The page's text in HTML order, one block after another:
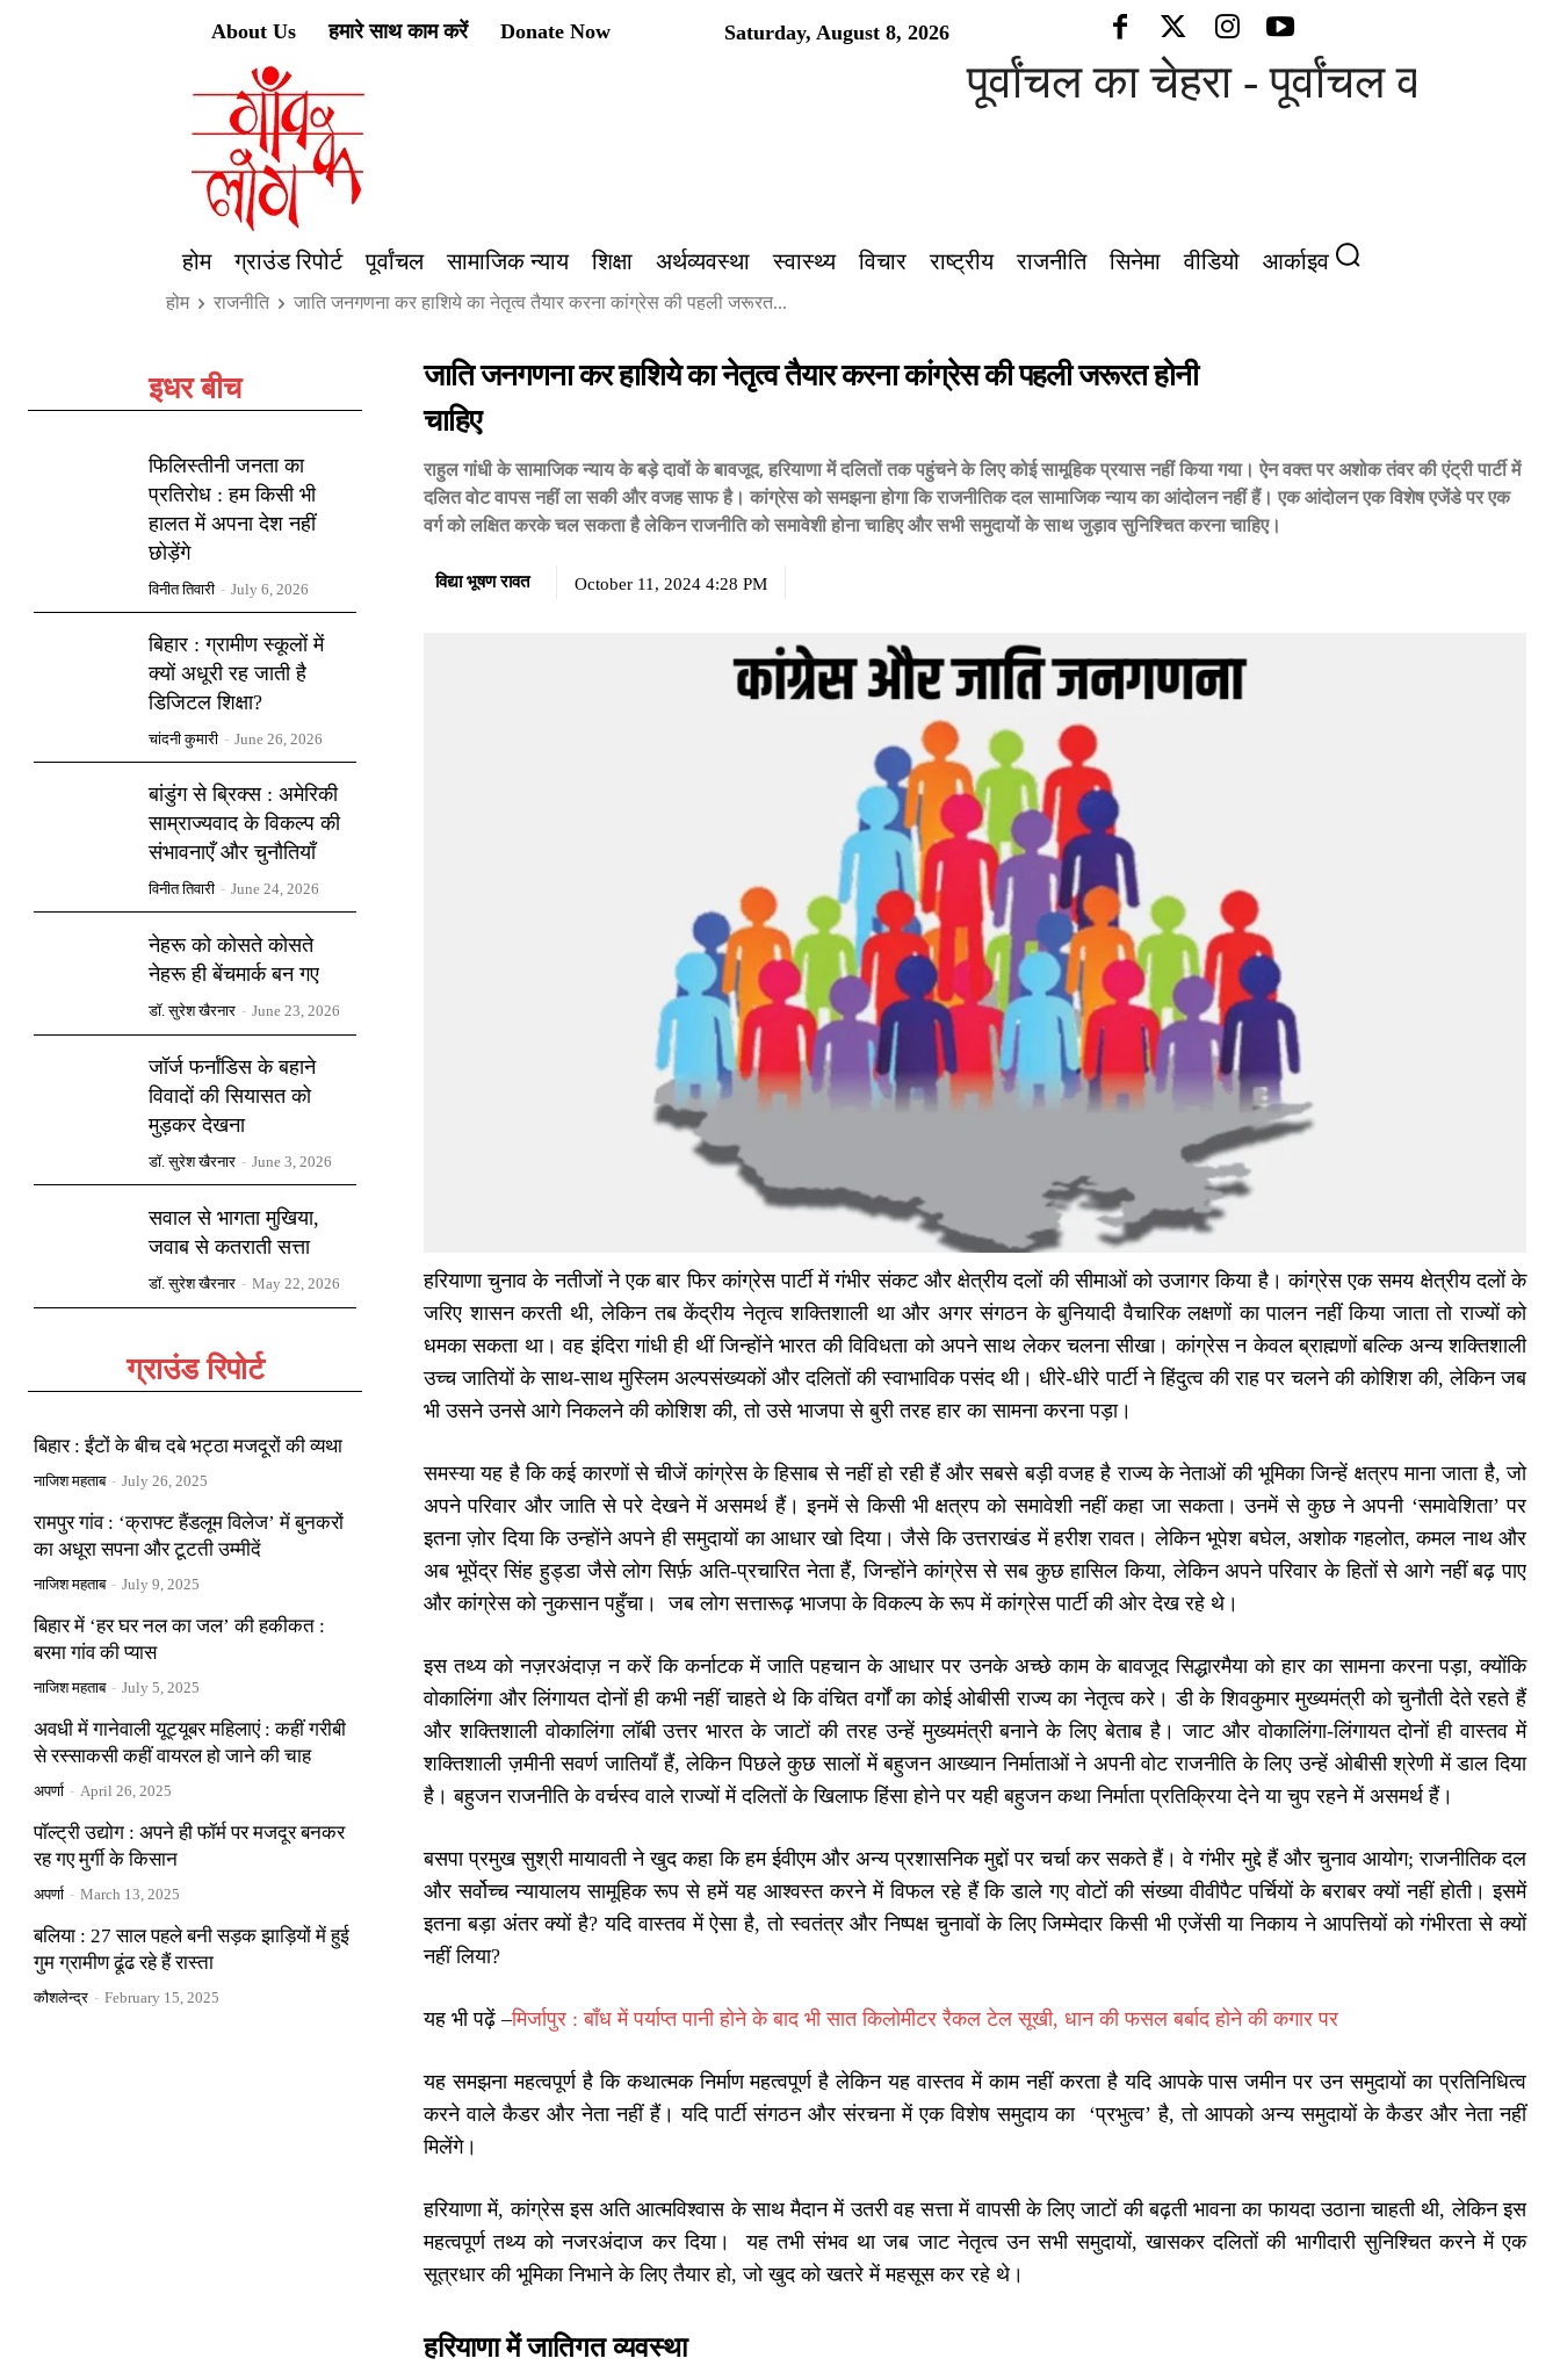
Saturday, August 8, 2026
About Us हमारे साथ काम करें Donate Now
पूर्वांचल का चेहरा - पूर्वांचल की आवाज़
होम ग्राउंड रिपोर्ट पूर्वांचल सामाजिक न्याय शिक्षा अर्थव्यवस्था स्वास्थ्य विचार राष्ट्रीय राजनीति सिनेमा वीडियो आर्काइव
होम राजनीति जाति जनगणना कर हाशिये का नेतृत्व तैयार करना कांग्रेस की पहली जरूरत...
इधर बीच
फिलिस्तीनी जनता का
प्रतिरोध : हम किसी भी
हालत में अपना देश नहीं
छोड़ेंगे
विनीत तिवारी - July 6, 2026
बिहार : ग्रामीण स्कूलों में
क्यों अधूरी रह जाती है
डिजिटल शिक्षा?
चांदनी कुमारी - June 26, 2026
बांडुंग से ब्रिक्स : अमेरिकी
साम्राज्यवाद के विकल्प की
संभावनाएँ और चुनौतियाँ
विनीत तिवारी - June 24, 2026
नेहरू को कोसते कोसते
नेहरू ही बेंचमार्क बन गए
डॉ. सुरेश खैरनार - June 23, 2026
जॉर्ज फर्नांडिस के बहाने
विवादों की सियासत को
मुड़कर देखना
डॉ. सुरेश खैरनार - June 3, 2026
सवाल से भागता मुखिया,
जवाब से कतराती सत्ता
डॉ. सुरेश खैरनार - May 22, 2026
ग्राउंड रिपोर्ट
बिहार : ईंटों के बीच दबे भट्ठा मजदूरों की व्यथा
नाजिश महताब - July 26, 2025
रामपुर गांव : ‘क्राफ्ट हैंडलूम विलेज’ में बुनकरों
का अधूरा सपना और टूटती उम्मीदें
नाजिश महताब - July 9, 2025
बिहार में ‘हर घर नल का जल’ की हकीकत :
बरमा गांव की प्यास
नाजिश महताब - July 5, 2025
अवधी में गानेवाली यूट्यूबर महिलाएं : कहीं गरीबी
से रस्साकसी कहीं वायरल हो जाने की चाह
अपर्णा - April 26, 2025
पॉल्ट्री उद्योग : अपने ही फॉर्म पर मजदूर बनकर
रह गए मुर्गी के किसान
अपर्णा - March 13, 2025
बलिया : 27 साल पहले बनी सड़क झाड़ियों में हुई
गुम ग्रामीण ढूंढ रहे हैं रास्ता
कौशलेन्द्र - February 15, 2025
जाति जनगणना कर हाशिये का नेतृत्व तैयार करना कांग्रेस की पहली जरूरत होनी
चाहिए
राहुल गांधी के सामाजिक न्याय के बड़े दावों के बावजूद, हरियाणा में दलितों तक पहुंचने के लिए कोई सामूहिक प्रयास नहीं किया गया। ऐन वक्त पर अशोक तंवर की एंट्री पार्टी में
दलित वोट वापस नहीं ला सकी और वजह साफ है। कांग्रेस को समझना होगा कि राजनीतिक दल सामाजिक न्याय का आंदोलन नहीं हैं। एक आंदोलन एक विशेष एजेंडे पर एक
वर्ग को लक्षित करके चल सकता है लेकिन राजनीति को समावेशी होना चाहिए और सभी समुदायों के साथ जुड़ाव सुनिश्चित करना चाहिए।
विद्या भूषण रावत October 11, 2024 4:28 PM
हरियाणा चुनाव के नतीजों ने एक बार फिर कांग्रेस पार्टी में गंभीर संकट और क्षेत्रीय दलों की सीमाओं को उजागर किया है। कांग्रेस एक समय क्षेत्रीय दलों के
जरिए शासन करती थी, लेकिन तब केंद्रीय नेतृत्व शक्तिशाली था और अगर संगठन के बुनियादी वैचारिक लक्षणों का पालन नहीं किया जाता तो राज्यों को
धमका सकता था। वह इंदिरा गांधी ही थीं जिन्होंने भारत की विविधता को अपने साथ लेकर चलना सीखा। कांग्रेस न केवल ब्राह्मणों बल्कि अन्य शक्तिशाली
उच्च जातियों के साथ-साथ मुस्लिम अल्पसंख्यकों और दलितों की स्वाभाविक पसंद थी। धीरे-धीरे पार्टी ने हिंदुत्व की राह पर चलने की कोशिश की, लेकिन जब
भी उसने उनसे आगे निकलने की कोशिश की, तो उसे भाजपा से बुरी तरह हार का सामना करना पड़ा।
समस्या यह है कि कई कारणों से चीजें कांग्रेस के हिसाब से नहीं हो रही हैं और सबसे बड़ी वजह है राज्य के नेताओं की भूमिका जिन्हें क्षत्रप माना जाता है, जो
अपने परिवार और जाति से परे देखने में असमर्थ हैं। इनमें से किसी भी क्षत्रप को समावेशी नहीं कहा जा सकता। उनमें से कुछ ने अपनी ‘समावेशिता’ पर
इतना ज़ोर दिया कि उन्होंने अपने ही समुदायों का आधार खो दिया। जैसे कि उत्तराखंड में हरीश रावत। लेकिन भूपेश बघेल, अशोक गहलोत, कमल नाथ और
अब भूपेंद्र सिंह हुड्डा जैसे लोग सिर्फ़ अति-प्रचारित नेता हैं, जिन्होंने कांग्रेस से सब कुछ हासिल किया, लेकिन अपने परिवार के हितों से आगे नहीं बढ़ पाए
और कांग्रेस को नुकसान पहुँचा। जब लोग सत्तारूढ़ भाजपा के विकल्प के रूप में कांग्रेस पार्टी की ओर देख रहे थे।
इस तथ्य को नज़रअंदाज़ न करें कि कर्नाटक में जाति पहचान के आधार पर उनके अच्छे काम के बावजूद सिद्धारमैया को हार का सामना करना पड़ा, क्योंकि
वोकालिंगा और लिंगायत दोनों ही कभी नहीं चाहते थे कि वंचित वर्गों का कोई ओबीसी राज्य का नेतृत्व करे। डी के शिवकुमार मुख्यमंत्री को चुनौती देते रहते हैं
और शक्तिशाली वोकालिंगा लॉबी उत्तर भारत के जाटों की तरह उन्हें मुख्यमंत्री बनाने के लिए बेताब है। जाट और वोकालिंगा-लिंगायत दोनों ही वास्तव में
शक्तिशाली ज़मीनी सवर्ण जातियाँ हैं, लेकिन पिछले कुछ सालों में बहुजन आख्यान निर्माताओं ने अपनी वोट राजनीति के लिए उन्हें ओबीसी श्रेणी में डाल दिया
है। बहुजन राजनीति के वर्चस्व वाले राज्यों में दलितों के खिलाफ हिंसा होने पर यही बहुजन कथा निर्माता प्रतिक्रिया देने या चुप रहने में असमर्थ हैं।
बसपा प्रमुख सुश्री मायावती ने खुद कहा कि हम ईवीएम और अन्य प्रशासनिक मुद्दों पर चर्चा कर सकते हैं। वे गंभीर मुद्दे हैं और चुनाव आयोग; राजनीतिक दल
और सर्वोच्च न्यायालय सामूहिक रूप से हमें यह आश्वस्त करने में विफल रहे हैं कि डाले गए वोटों की संख्या वीवीपैट पर्चियों के बराबर क्यों नहीं होती। इसमें
इतना बड़ा अंतर क्यों है? यदि वास्तव में ऐसा है, तो स्वतंत्र और निष्पक्ष चुनावों के लिए जिम्मेदार किसी भी एजेंसी या निकाय ने आपत्तियों को गंभीरता से क्यों
नहीं लिया?
यह भी पढ़ें –मिर्जापुर : बाँध में पर्याप्त पानी होने के बाद भी सात किलोमीटर रैकल टेल सूखी, धान की फसल बर्बाद होने की कगार पर
यह समझना महत्वपूर्ण है कि कथात्मक निर्माण महत्वपूर्ण है लेकिन यह वास्तव में काम नहीं करता है यदि आपके पास जमीन पर उन समुदायों का प्रतिनिधित्व
करने वाले कैडर और नेता नहीं हैं। यदि पार्टी संगठन और संरचना में एक विशेष समुदाय का ‘प्रभुत्व’ है, तो आपको अन्य समुदायों के कैडर और नेता नहीं
मिलेंगे।
हरियाणा में, कांग्रेस इस अति आत्मविश्वास के साथ मैदान में उतरी वह सत्ता में वापसी के लिए जाटों की बढ़ती भावना का फायदा उठाना चाहती थी, लेकिन इस
महत्वपूर्ण तथ्य को नजरअंदाज कर दिया। यह तभी संभव था जब जाट नेतृत्व उन सभी समुदायों, खासकर दलितों की भागीदारी सुनिश्चित करने में एक
सूत्रधार की भूमिका निभाने के लिए तैयार हो, जो खुद को खतरे में महसूस कर रहे थे।
हरियाणा में जातिगत व्यवस्था